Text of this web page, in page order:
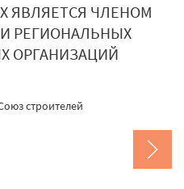
ЯВЛЯЕТСЯ ЧЛЕНОМ
РЕГИОНАЛЬНЫХ
ОРГАНИЗАЦИЙ